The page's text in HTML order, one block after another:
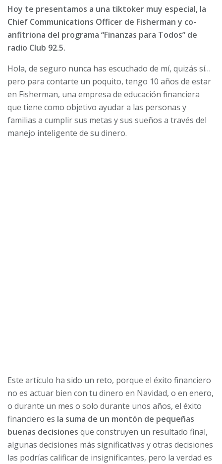
Hoy te presentamos a una tiktoker muy especial, la
Chief Communications Officer de Fisherman y co-
anfitriona del programa “Finanzas para Todos” de
radio Club 92.5.
Hola, de seguro nunca has escuchado de mí, quizás sí…
pero para contarte un poquito, tengo 10 años de estar
en Fisherman, una empresa de educación financiera
que tiene como objetivo ayudar a las personas y
familias a cumplir sus metas y sus sueños a través del
manejo inteligente de su dinero.
Este artículo ha sido un reto, porque el éxito financiero
no es actuar bien con tu dinero en Navidad, o en enero,
o durante un mes o solo durante unos años, el éxito
financiero es la suma de un montón de pequeñas
buenas decisiones que construyen un resultado final,
algunas decisiones más significativas y otras decisiones
las podrías calificar de insignificantes, pero la verdad es